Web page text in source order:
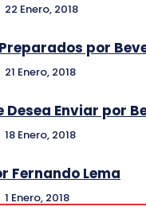
22 Enero, 2018
por
21 Enero, 2018
Desea Enviar por
18 Enero, 2018
Fernando Lema
1 Enero, 2018